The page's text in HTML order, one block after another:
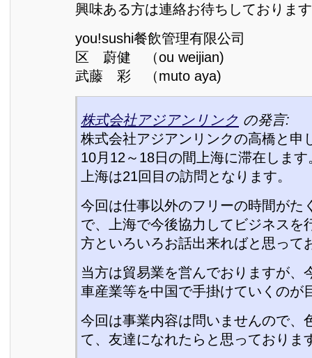
興味ある方は連絡お待ちしておりま
you!sushi餐飲管理有限公司
区 蔚健 （ou weijian)
武藤 彩 （muto aya)
株式会社アジアンリンク の発言:
株式会社アジアンリンクの高橋と申
10月12～18日の間上海に滞在します
上海は21回目の訪問となります。
今回は仕事以外のフリーの時間がた
で、上海で今後協力してビジネスを
方といろいろお話出来ればと思って
当方は貿易業を営んでおりますが、
車産業等を中国で手掛けていくのが
今回は事業内容は問いませんので、
て、友達になれたらと思っておりま